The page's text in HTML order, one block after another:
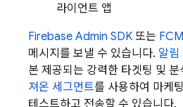
라이언트 앱
Firebase Admin SDK 또는
메시지를 보낼 수 있습니다. 알림
본 제공되는 강력한 타겟팅 및
져온 세그먼트를 사용하여 마케
테스트하고 전송할 수 있습니다.